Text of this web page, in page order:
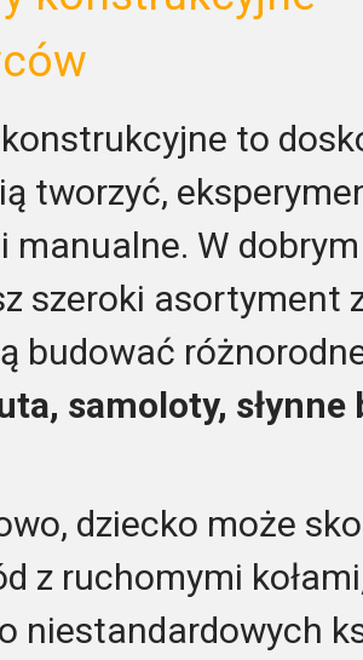
to
tworzyć,
manualne. W
szeroki asortyment
budować
samoloty,
dziecko może
z ruchomymi
niestandardowych